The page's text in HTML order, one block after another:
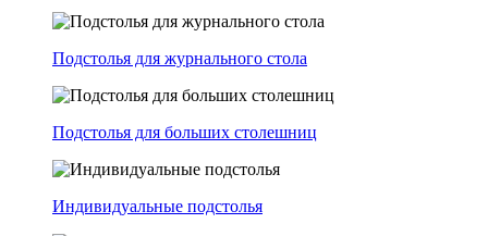
Подстолья для журнального стола
Подстолья для больших столешниц
Индивидуальные подстолья